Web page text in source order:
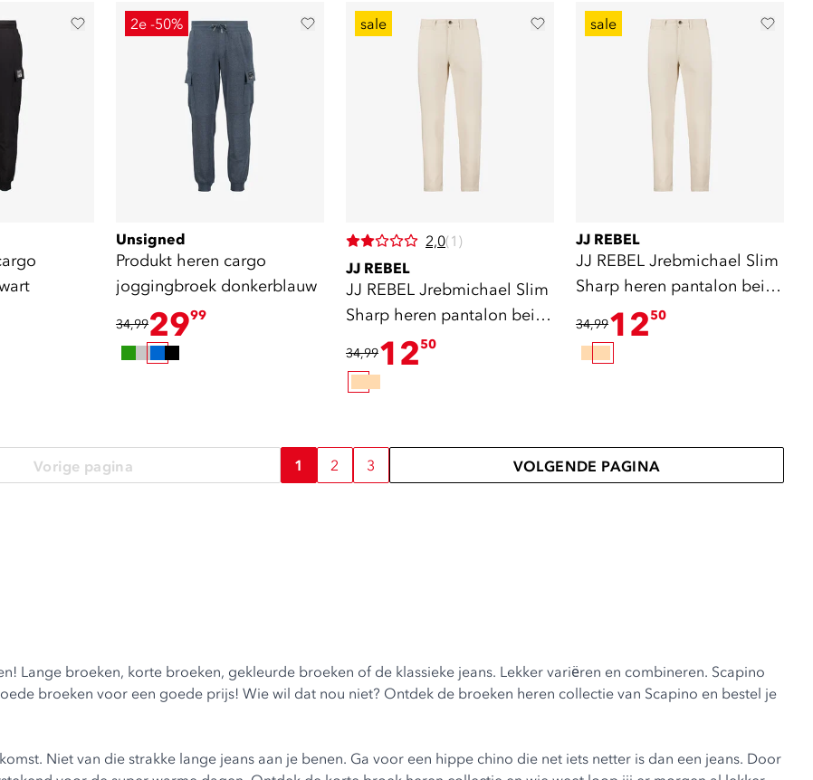
2e -50%
Unsigned
Produkt heren cargo
joggingbroek donkerblauw
34,992999
sale
2,0(1)
JJ REBEL
JJ REBEL Jrebmichael Slim
Sharp heren pantalon beige
34,991250
sale
JJ REBEL
JJ REBEL Jrebmichael Slim
Sharp heren pantalon beige
34,991250
Vorige pagina 1 2 3 VOLGENDE PAGINA
Lange broeken, korte broeken, gekleurde broeken of de klassieke jeans. Lekker variëren en combineren. Scapino
broeken voor een goede prijs! Wie wil dat nou niet? Ontdek de broeken heren collectie van Scapino en bestel je
Niet van die strakke lange jeans aan je benen. Ga voor een hippe chino die net iets netter is dan een jeans. Door